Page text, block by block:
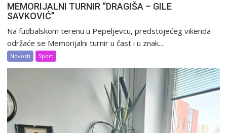
MEMORIJALNI TURNIR “DRAGIŠA – GILE
SAVKOVIĆ”
Na fudbalskom terenu u Pepeljevcu, predstojećeg vikenda
održaće se Memorijalni turnir u čast i u znak...
Novosti Sport